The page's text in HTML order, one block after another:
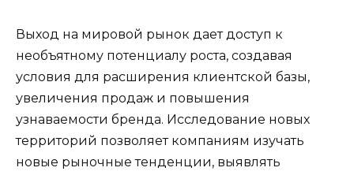
Выход на мировой рынок дает доступ к
необъятному потенциалу роста, создавая
условия для расширения клиентской базы,
увеличения продаж и повышения
узнаваемости бренда. Исследование новых
территорий позволяет компаниям изучать
новые рыночные тенденции, выявлять